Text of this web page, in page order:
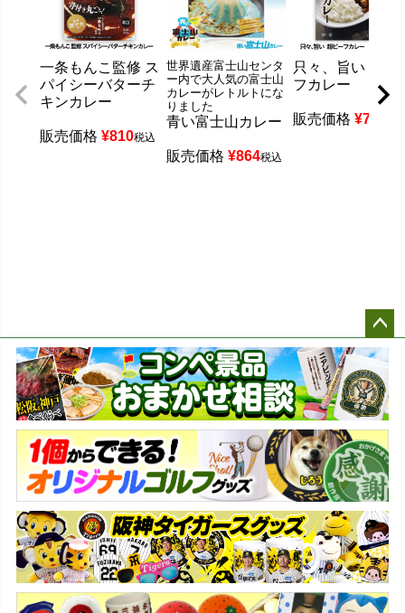
一条もんこ監修 ス
パイシーバターチ
キンカレー
販売価格 ¥810税込
世界遺産富士山センタ
ー内で大人気の富士山
カレーがレトルトにな
りました
青い富士山カレー
販売価格 ¥864税込
只々、旨い 超ビ
フカレー
販売価格 ¥756
ペー
ジト
ップ
へ